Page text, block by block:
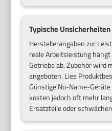
Typische Unsicherheiten
Herstellerangaben zur
reale Arbeitsleistung
Getriebe ab. Zubehör wird
angeboten. Lies
Günstige No-Name-
kosten jedoch oft mehr
Ersatzteile oder